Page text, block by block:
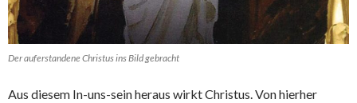
Der auferstandene Christus ins Bild gebracht
Aus diesem In-uns-sein heraus wirkt Christus. Von hierher